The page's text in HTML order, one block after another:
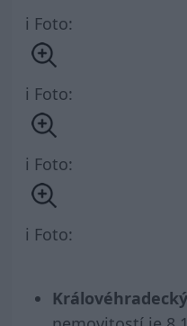
i Foto:
i Foto:
i Foto:
i Foto: